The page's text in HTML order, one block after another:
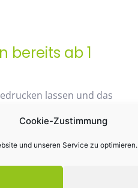
Cookie-Zustimmung
und unseren Service zu optimieren.
bereits ab 1
lassen und das